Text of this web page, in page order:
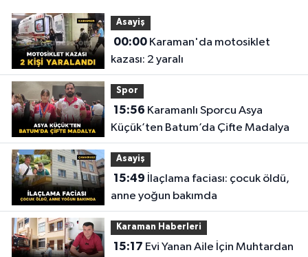
Asayiş
00:00Karaman'da motosiklet
kazası: 2 yaralı
Spor
15:56
Küçük’ten Batum’da Çifte Madalya
Asayiş
15:49
anne yoğun bakımda
Karaman Haberleri
15:17